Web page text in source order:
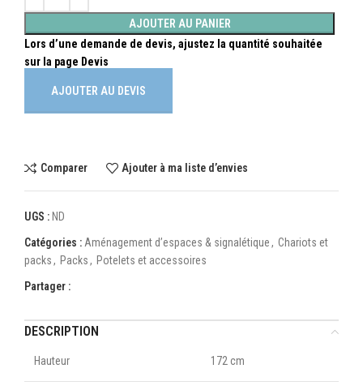
AJOUTER AU PANIER
AJOUTER AU DEVIS
Comparer Ajouter à ma liste d’envies
UGS : ND
Catégories : Aménagement d’espaces & signalétique, Chariots et
packs, Packs, Potelets et accessoires
Partager :
DESCRIPTION
Hauteur 172 cm